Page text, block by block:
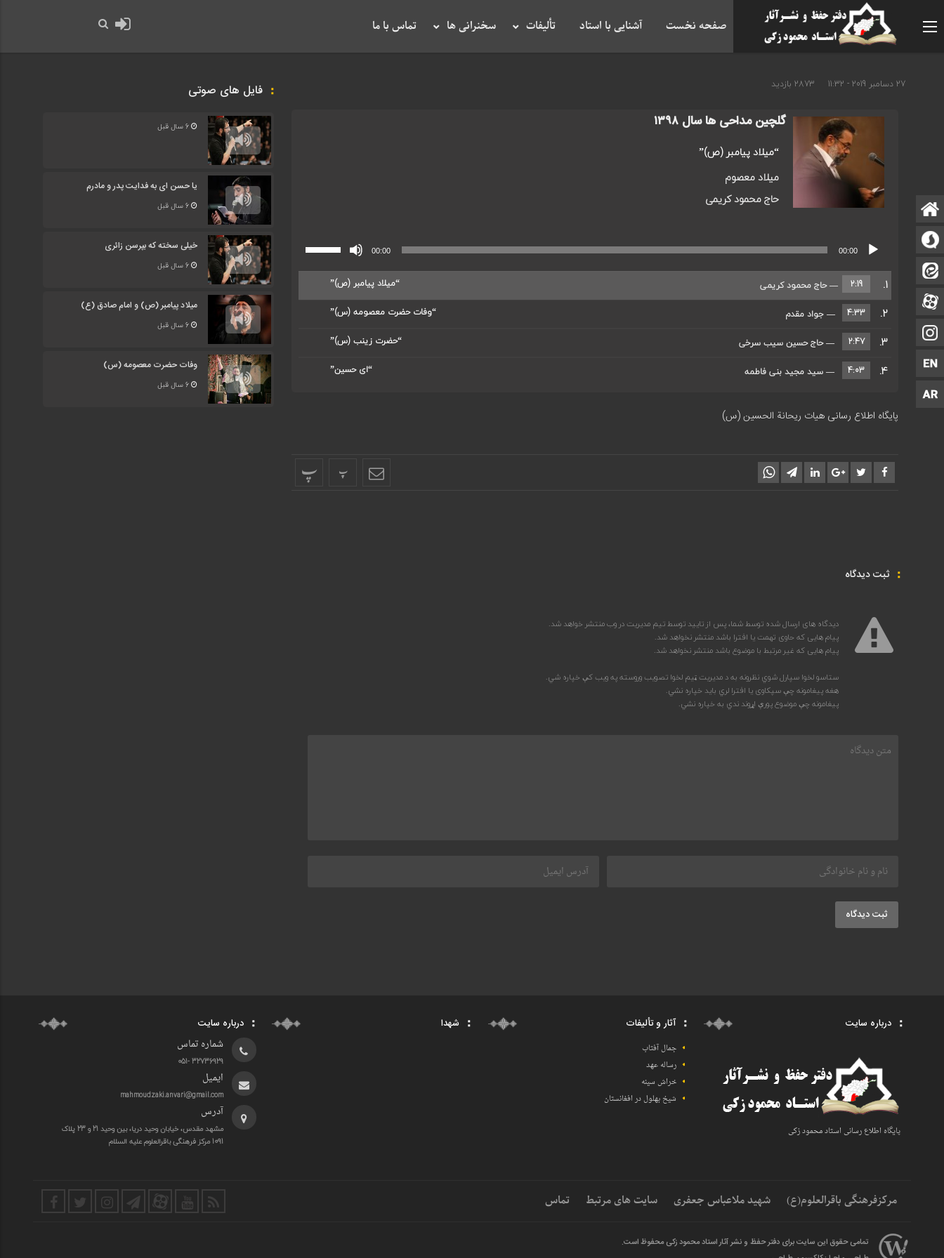
صفحه نخست آشنایی با استاد تألیفات سخنرانی ها تماس با ما
صفحه نخست
زبان انگلیسی
27 دسامبر 2019 - 11:32
گلچین مداحی ها سال ۱۳۹۸
“میلاد پیامبر (ص)”
میلاد معصوم
حاج محمود کریمی
پخش‌کننده
صوت 00:00
00:00
یا
صدا
1. “میلاد پیامبر (ص)” — حاج محمود کریمی 2:19
2. “وفات حضرت معصومه (س)” — جواد مقدم 4:33
3. “حضرت زینب (س)” — حاج حسین سیب سرخی 2:47
4. “ای حسین” — سید مجید بنی فاطمه 4:03
پایگاه اطلاع رسانی هیات ریحانة الحسین (س)
پ پ
ثبت دیدگاه
دیدگاه های ارسال شده توسط شما، پس از تایید توسط تیم مدیریت در وب منتشر خواهد شد.
پیام هایی که حاوی تهمت یا افترا باشد منتشر نخواهد شد.
پیام هایی که غیر مرتبط با موضوع باشد منتشر نخواهد شد.
ستاسو لخوا سپارل شوي نظرونه به د مدیریت ټیم لخوا تصویب وروسته په ویب کې خپاره شي.
هغه پیغامونه چې سپکاوی یا افترا لري باید خپاره نشي.
پیغامونه چې موضوع پورې اړوند ندي به خپاره نشي.
ثبت دیدگاه
فایل های صوتی
6 سال قبل
یا حسن ای به فدایت پدر و مادرم
6 سال قبل
خیلی سخته که بپرسن زائری
6 سال قبل
میلاد پیامبر (ص) و امام صادق (ع)
6 سال قبل
وفات حضرت معصومه (س)
6 سال قبل
درباره سایت
پایگاه اطلاع رسانی اسـتاد محمود زکی
آثار و تألیفات
جمال آفتاب
رساله عهد
خراش سینه
شیخ بهلول در افغانستان
شهدا درباره سایت
شماره تماس
32736929 -051
ایمیل
mahmoudzaki.anvari@gmail.com
آدرس
مشهد مقدس، خیابان وحید دریا، بین وحید 21 و 23 پلاک
1091 مرکز فرهنگی باقرالعلوم علیه السلام
مرکزفرهنگی باقرالعلوم(ع) شهید ملاعباس جعفری سایت های مرتبط تماس
تمامی حقوق این سایت برای دفتر حفظ و نشر آثار استاد محمود زکی محفوظ است.